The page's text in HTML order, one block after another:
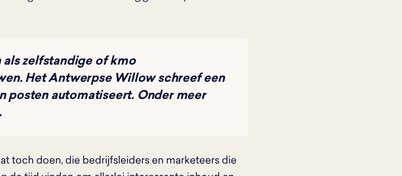
als zelfstandige of kmo
Het Antwerpse Willow schreef een
posten automatiseert. Onder meer
toch doen, die bedrijfsleiders en marketeers die